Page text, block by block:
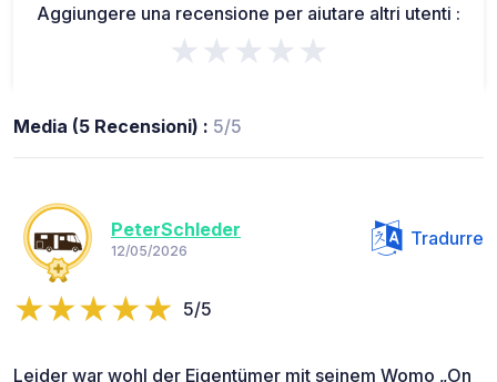
Aggiungere una recensione per aiutare altri utenti :
★★★★★
Media (5 Recensioni) : 5/5
PeterSchleder
12/05/2026
Tradurre
5/5
Leider war wohl der Eigentümer mit seinem Womo „On